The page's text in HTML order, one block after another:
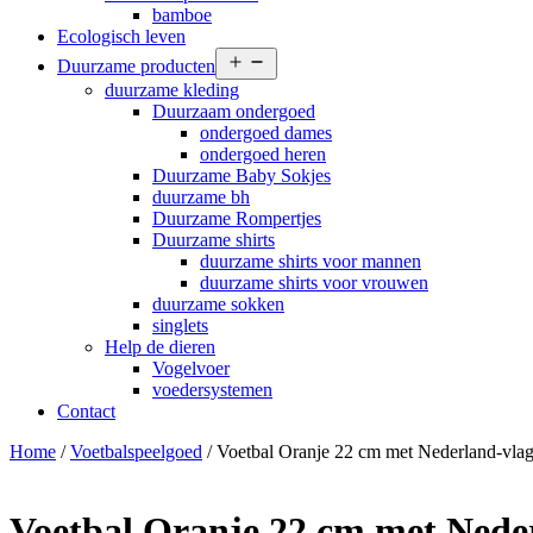
bamboe
Ecologisch leven
Duurzame producten
menu
duurzame kleding
Duurzaam ondergoed
ondergoed dames
ondergoed heren
Duurzame Baby Sokjes
duurzame bh
Duurzame Rompertjes
Duurzame shirts
duurzame shirts voor mannen
duurzame shirts voor vrouwen
duurzame sokken
singlets
Help de dieren
Vogelvoer
voedersystemen
Contact
Home /Voetbalspeelgoed / Voetbal Oranje 22 cm met Nederland-vlag